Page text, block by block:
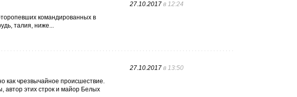
командированных в
талия, ниже...
27.10.2017 в 12:24
как чрезвычайное происшествие.
автор этих строк и майор Белых
27.10.2017 в 13:50